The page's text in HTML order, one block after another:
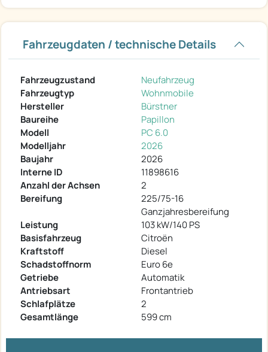
Fahrzeugdaten / technische Details
Fahrzeugzustand
Neufahrzeug
Fahrzeugtyp
Wohnmobile
Hersteller
Bürstner
Baureihe
Papillon
Modell
PC 6.0
Modelljahr
2026
Baujahr
2026
Interne ID
11898616
Anzahl der Achsen
2
Bereifung
225/75-16
Ganzjahresbereifung
Leistung
103 kW/140 PS
Basisfahrzeug
Citroën
Kraftstoff
Diesel
Schadstoffnorm
Euro 6e
Getriebe
Automatik
Antriebsart
Frontantrieb
Schlafplätze
2
Gesamtlänge
599 cm